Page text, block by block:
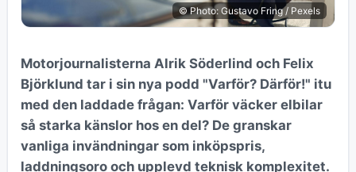
© Photo: Gustavo Fring / Pexels
Motorjournalisterna Alrik Söderlind och Felix
Björklund tar i sin nya podd "Varför? Därför!" itu
med den laddade frågan: Varför väcker elbilar
så starka känslor hos en del? De granskar
vanliga invändningar som inköpspris,
laddningsoro och upplevd teknisk komplexitet.